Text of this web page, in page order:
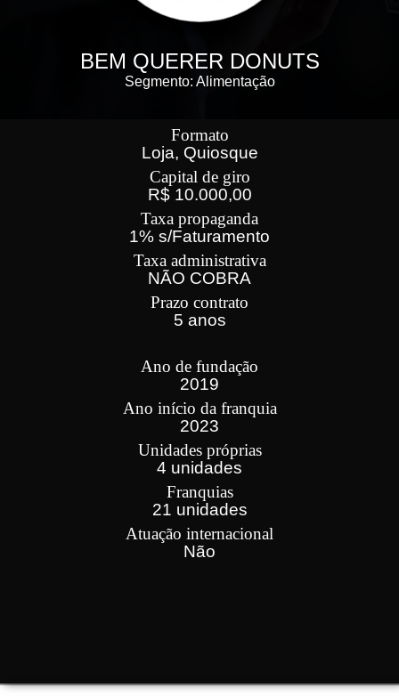
BEM QUERER DONUTS
Segmento: Alimentação
Formato
Loja, Quiosque
Capital de giro
R$ 10.000,00
Taxa propaganda
1% s/Faturamento
Taxa administrativa
NÃO COBRA
Prazo contrato
5 anos
Ano de fundação
2019
Ano início da franquia
2023
Unidades próprias
4 unidades
Franquias
21 unidades
Atuação internacional
Não